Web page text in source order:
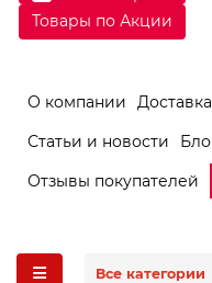
Товары по Акции
О компании Доставка
Статьи и новости
Отзывы покупателей
Все категории